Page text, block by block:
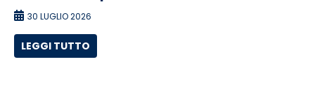
30 LUGLIO 2026
LEGGI TUTTO